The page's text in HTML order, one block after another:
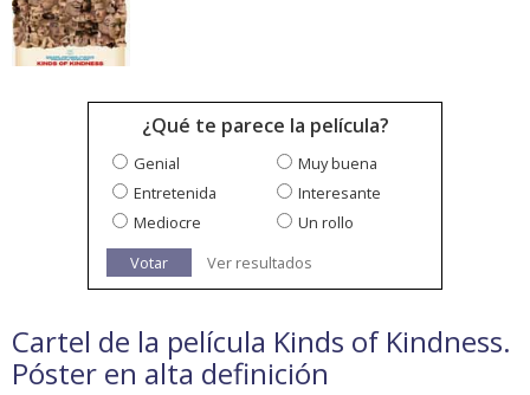
¿Qué te parece la película?
Genial
Muy buena
Entretenida
Interesante
Mediocre
Un rollo
Votar
Ver resultados
Cartel de la película Kinds of Kindness.
Póster en alta definición